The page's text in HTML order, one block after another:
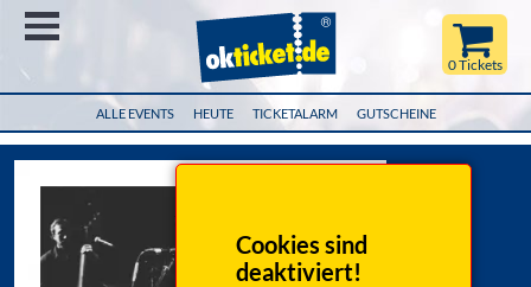
ALLE EVENTS HEUTE TICKETALARM GUTSCHEINE
0 Tickets
Cookies sind
deaktiviert!